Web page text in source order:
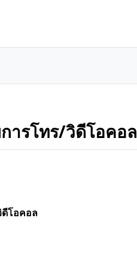
ารโทร/วิดีโอคอล
ดีโอคอล